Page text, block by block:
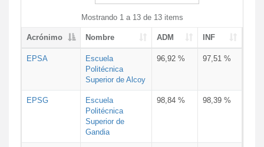
Mostrando 1 a 13 de 13 items
Acrónimo Nombre ADM INF
EPSA
Escuela
Politécnica
Superior de Alcoy
96,92 % 97,51 %
EPSG
Escuela
Politécnica
Superior de
Gandia
98,84 % 98,39 %